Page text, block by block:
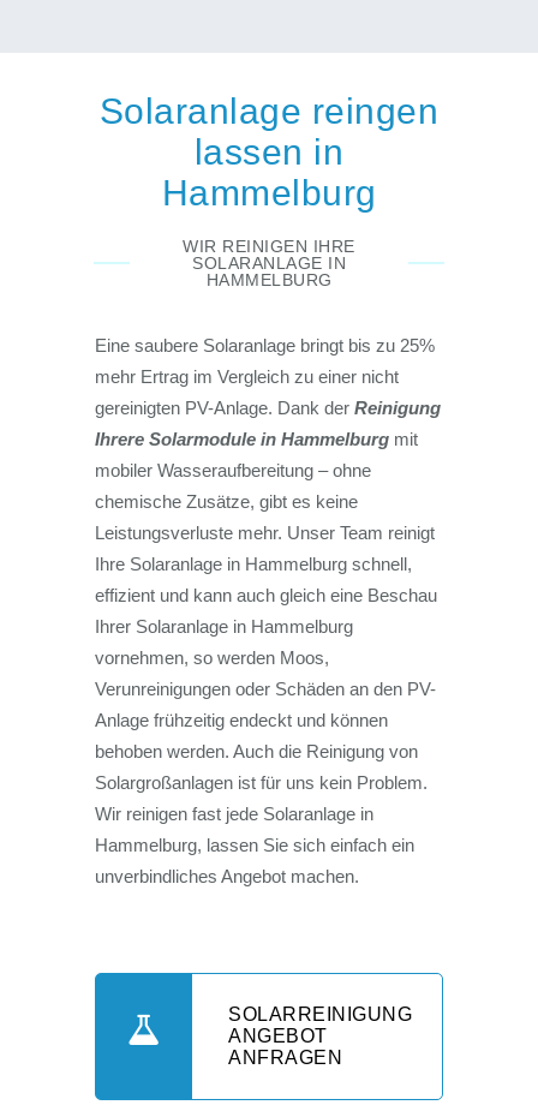
Solaranlage reingen
lassen in
Hammelburg
WIR REINIGEN IHRE
SOLARANLAGE IN
HAMMELBURG
Eine saubere Solaranlage bringt bis zu 25%
mehr Ertrag im Vergleich zu einer nicht
gereinigten PV-Anlage. Dank der Reinigung
Ihrere Solarmodule in Hammelburg mit
mobiler Wasseraufbereitung – ohne
chemische Zusätze, gibt es keine
Leistungsverluste mehr. Unser Team reinigt
Ihre Solaranlage in Hammelburg schnell,
effizient und kann auch gleich eine Beschau
Ihrer Solaranlage in Hammelburg
vornehmen, so werden Moos,
Verunreinigungen oder Schäden an den PV-
Anlage frühzeitig endeckt und können
behoben werden. Auch die Reinigung von
Solargroßanlagen ist für uns kein Problem.
Wir reinigen fast jede Solaranlage in
Hammelburg, lassen Sie sich einfach ein
unverbindliches Angebot machen.
SOLARREINIGUNG
ANGEBOT
ANFRAGEN